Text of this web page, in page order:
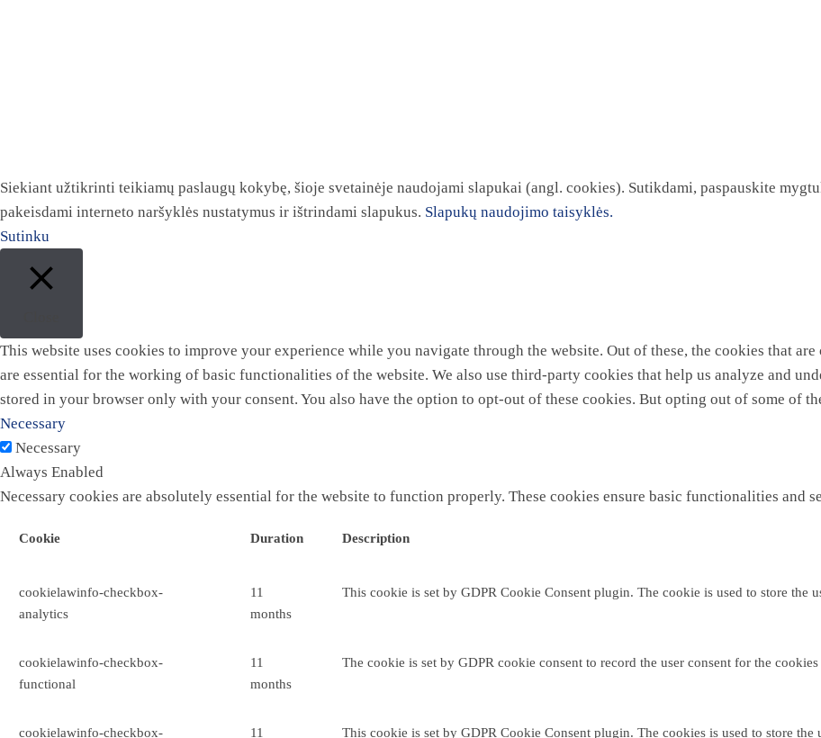
Siekiant užtikrinti teikiamų paslaugų kokybę, šioje svetainėje naudojami slapukai (angl. cookies). Sutikdami, paspauskite
pakeisdami interneto naršyklės nustatymus ir ištrindami slapukus. Slapukų naudojimo taisyklės.
Sutinku
This website uses cookies to improve your experience while you navigate through the website. Out of these, the cookies that
are essential for the working of basic functionalities of the website. We also use third-party cookies that help us analyze and
stored in your browser only with your consent. You also have the option to opt-out of these cookies. But opting out of some of
Necessary
Necessary
Always Enabled
Necessary cookies are absolutely essential for the website to function properly. These cookies ensure basic functionalities and
Cookie Duration Description
cookielawinfo-checkbox-
analytics
11
months
This cookie is set by GDPR Cookie Consent plugin. The cookie is used to store the
cookielawinfo-checkbox-
functional
11
months
The cookie is set by GDPR cookie consent to record the user consent for the
cookielawinfo-checkbox- 11 This cookie is set by GDPR Cookie Consent plugin. The cookies is used to store